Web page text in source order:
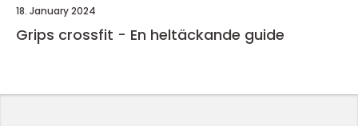
18. January 2024
Grips crossfit - En heltäckande guide